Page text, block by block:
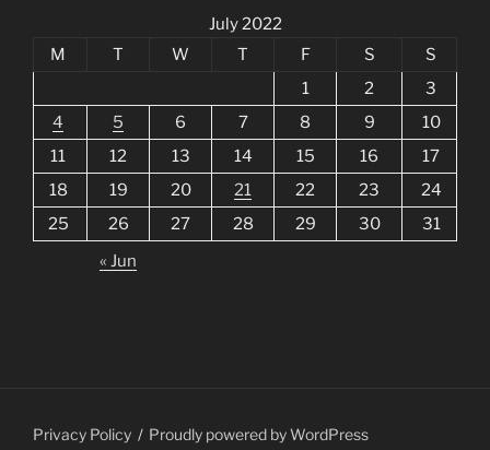
July 2022
M
T W T F S
S
1
2
3
4
5 6 7 8 9
10
11
12 13 14 15 16
17
18
19 20 21 22 23
24
25
26 27 28 29 30
31
« Jun
Privacy Policy Proudly powered by WordPress